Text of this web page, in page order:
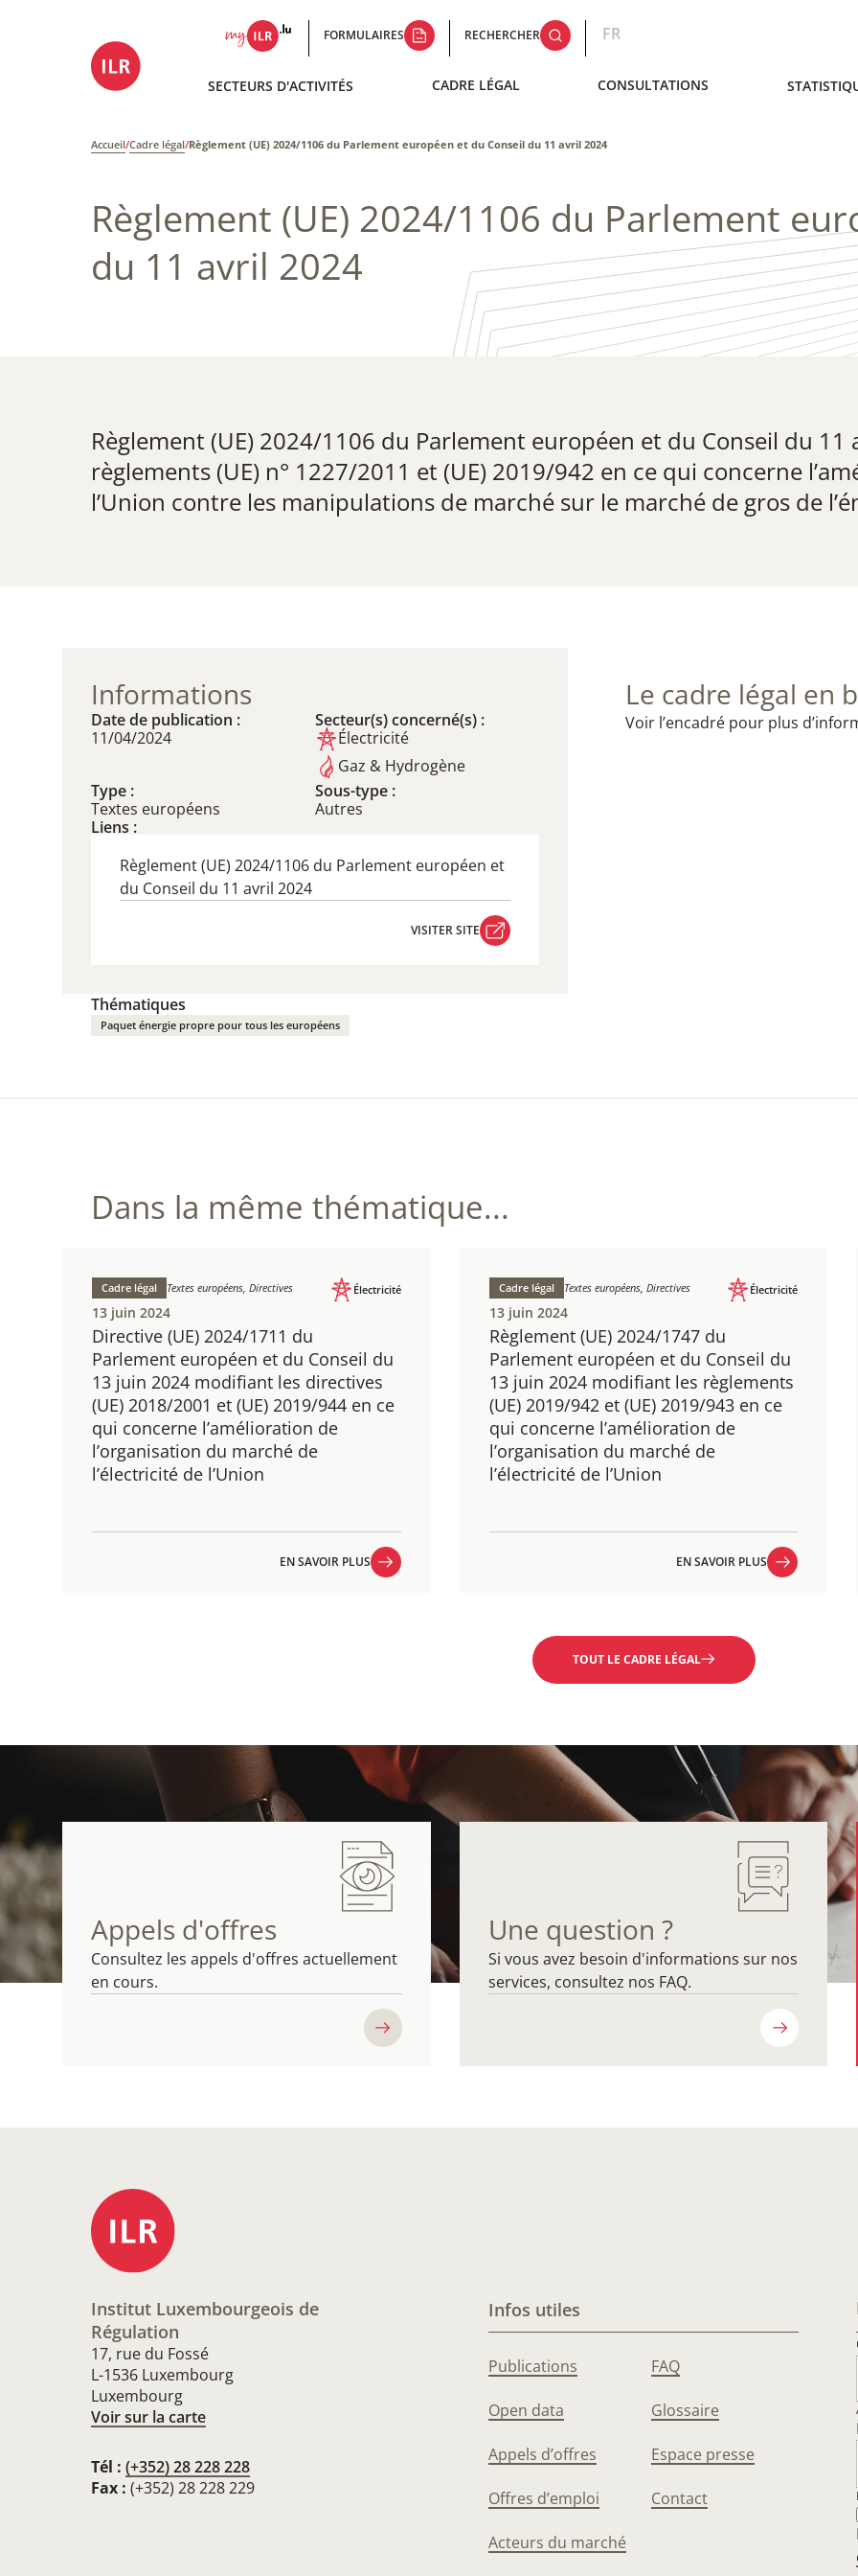
FORMULAIRES RECHERCHER FR
SECTEURS D'ACTIVITÉS CADRE LÉGAL CONSULTATIONS
Accueil/Cadre légal/Règlement (UE) 2024/1106​ du Parlement européen et du Conseil du 11 avril 2024
Règlement (UE) 2024/1106​ du Parlement
du 11 avril 2024
Règlement (UE) 2024/1106​ du Parlement européen et du Conseil du
règlements (UE) n° 1227/2011 et (UE) 2019/942 en ce qui concerne
l’Union contre les manipulations de marché sur le marché de gros de
Informations
Date de publication :
11/04/2024
Secteur(s) concerné(s) :
Électricité
Gaz & Hydrogène
Type :
Textes européens
Sous-type :
Autres
Liens :
Règlement (UE) 2024/1106​ du Parlement européen et
du Conseil du 11 avril 2024
VISITER SITE
Thématiques
Paquet énergie propre pour tous les européens
Le cadre légal en
Voir l’encadré pour plus
Dans la même thématique...
Directive (UE) 2024/1711 du
Parlement européen et du Conseil du
13 juin 2024 modifiant les directives
(UE) 2018/2001 et (UE) 2019/944 en ce
qui concerne l’amélioration de
l’organisation du marché de
l’électricité de l’Union
Cadre légal Textes européens, Directives Électricité
13 juin 2024
EN SAVOIR PLUS
Règlement (UE) 2024/1747 ​du
Parlement européen et du Conseil du
13 juin 2024 modifiant les règlements
(UE) 2019/942 et (UE) 2019/943 en ce
qui concerne l’amélioration de
l’organisation du marché de
l’électricité de l’Union
Cadre légal Textes européens, Directives Électricité
13 juin 2024
EN SAVOIR PLUS
TOUT LE CADRE LÉGAL
Appels d'offres
Consultez les appels d'offres actuellement
en cours.
Une question ?
Si vous avez besoin d'informations sur nos
services, consultez nos FAQ.
Institut Luxembourgeois de
Régulation
17, rue du Fossé
L-1536 Luxembourg
Luxembourg
Voir sur la carte
Tél : (+352) 28 228 228
Fax : (+352) 28 228 229
Infos utiles
Publications
Open data
Appels d’offres
Offres d’emploi
Acteurs du marché
FAQ
Glossaire
Espace presse
Contact